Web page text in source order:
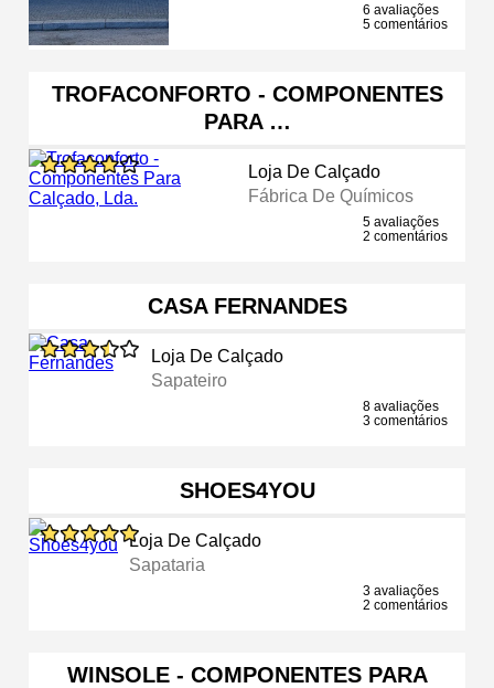
6 avaliações
5 comentários
TROFACONFORTO - COMPONENTES
PARA …
Loja De Calçado
Fábrica De Químicos
5 avaliações
2 comentários
CASA FERNANDES
Loja De Calçado
Sapateiro
8 avaliações
3 comentários
SHOES4YOU
Loja De Calçado
Sapataria
3 avaliações
2 comentários
WINSOLE - COMPONENTES PARA